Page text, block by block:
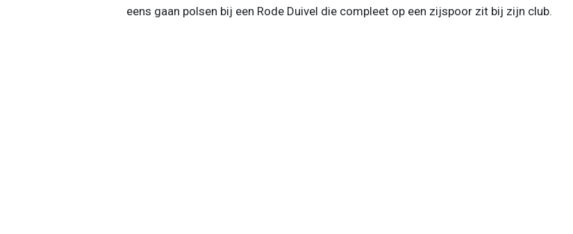
eens gaan polsen bij een Rode Duivel die compleet op een zijspoor zit bij zijn club.